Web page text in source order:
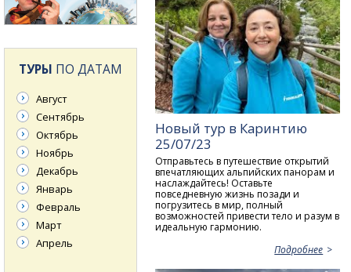
Новый тур в Каринтию
25/07/23
Отправьтесь в путешествие открытий
впечатляющих альпийских панорам и
наслаждайтесь! Оставьте
повседневную жизнь позади и
погрузитесь в мир, полный
возможностей привести тело и разум в
идеальную гармонию.
Подробнее
ТУРЫ ПО ДАТАМ
Август
Сентябрь
Октябрь
Ноябрь
Декабрь
Январь
Февраль
Март
Апрель